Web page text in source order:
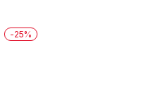
El-25%